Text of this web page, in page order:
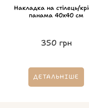
Накладка на стілець/
панама 40х40 см
350 грн
ДЕТАЛЬНІШЕ